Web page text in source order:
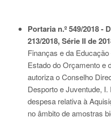
Portaria n.º 549/2018 -
213/2018, Série II de
Finanças e da
Estado do Orçamento e
autoriza o Conselho
Desporto e Juventude, I.
despesa relativa à
no âmbito de amostras